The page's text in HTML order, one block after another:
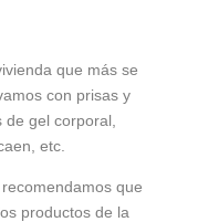
que más se
con prisas y
gel corporal,
etc.
que
productos de la